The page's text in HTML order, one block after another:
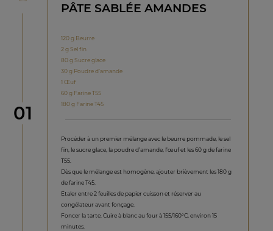
étape
01
PÂTE SABLÉE AMANDES
120 g Beurre
2 g Sel fin
80 g Sucre glace
30 g Poudre d’amande
1 Œuf
60 g Farine T55
180 g Farine T45
Procéder à un premier mélange avec le beurre pommade, le sel
fin, le sucre glace, la poudre d’amande, l’œuf et les 60 g de farine
T55.
Dès que le mélange est homogène, ajouter brièvement les 180 g
de farine T45.
Étaler entre 2 feuilles de papier cuisson et réserver au
congélateur avant fonçage.
Foncer la tarte. Cuire à blanc au four à 155/160°C, environ 15
minutes.